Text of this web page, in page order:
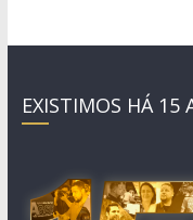
EXISTIMOS HÁ 15